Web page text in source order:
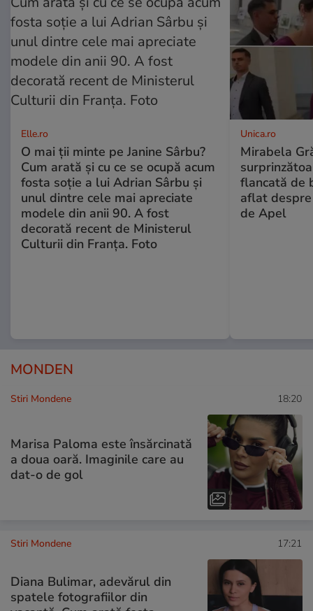
Elle.ro
O mai ții minte pe Janine Sârbu?
Cum arată și cu ce se ocupă acum
fosta soție a lui Adrian Sârbu și
unul dintre cele mai apreciate
modele din anii 90. A fost
decorată recent de Ministerul
Culturii din Franța. Foto
Unica.ro
Mirabela
flancată de
aflat
de Apel
MONDEN
Stiri Mondene 18:20
Marisa Paloma este însărcinată
a doua oară. Imaginile care au
dat-o de gol
Stiri Mondene 17:21
Diana Bulimar, adevărul din
spatele fotografiilor din